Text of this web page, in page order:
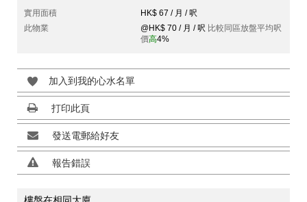
實用面積
HK$ 67 / 月 / 呎
此物業
@HK$ 70 / 月 / 呎 比較同區放盤平均呎
價高4%
加入到我的心水名單
打印此頁
發送電郵給好友
報告錯誤